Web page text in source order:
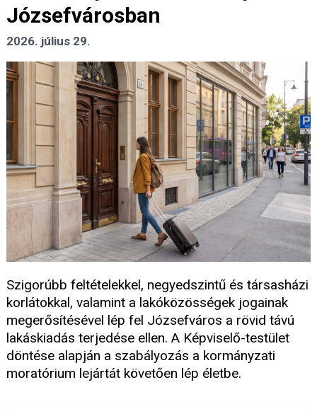
Józsefvárosban
2026. július 29.
Szigorúbb feltételekkel, negyedszintű és társasházi
korlátokkal, valamint a lakóközösségek jogainak
megerősítésével lép fel Józsefváros a rövid távú
lakáskiadás terjedése ellen. A Képviselő-testület
döntése alapján a szabályozás a kormányzati
moratórium lejártát követően lép életbe.